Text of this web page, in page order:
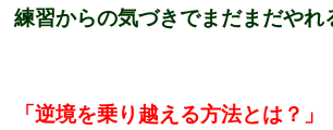
練習からの気づきでまだまだやれ
「逆境を乗り越える方法とは？」